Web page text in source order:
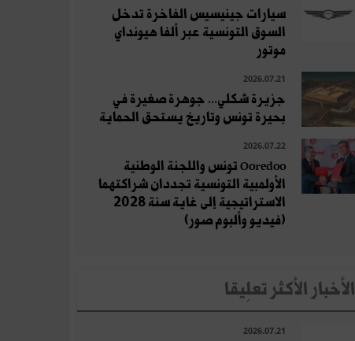
سيارات جينيسيس الفاخرة تدخل
السوق التونسية عبر ألفا هيونداي
موتور
2026.07.21
جزيرة شكلي... جوهرة صغيرة في
بحيرة تونس وتاريخ يستحق الحماية
2026.07.22
Ooredoo تونس واللجنة الوطنية
الأولمبية التونسية تجددان شراكتهما
الاستراتيجية إلى غاية سنة 2028
(فيديو وألبوم صور)
الأخبار الأكثر تعلِيقا
2026.07.21